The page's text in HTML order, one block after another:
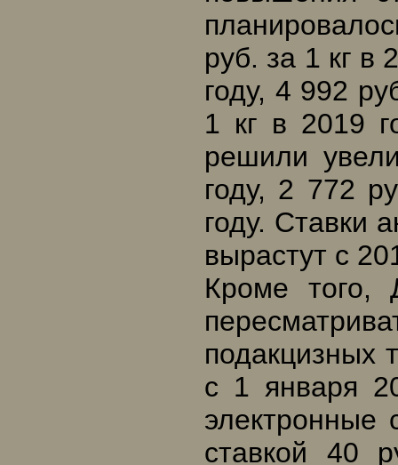
руб. за 1 кг в
году, 4 992
1 кг в 2019
решили
году, 2 772
году. Ставки
вырастут с
Кроме того,
подакцизных
с 1 января
электронные
ставкой 40